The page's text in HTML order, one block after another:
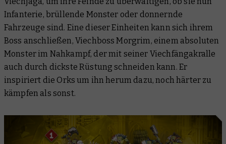
Infanterie, brüllende Monster oder donnernde
Fahrzeuge sind. Eine dieser Einheiten kann sich ihrem
Boss anschließen, Viechboss Morgrim, einem absoluten
Monster im Nahkampf, der mit seiner Viechfängakralle
auch durch dickste Rüstung schneiden kann. Er
inspiriert die Orks um ihn herum dazu, noch härter zu
kämpfen als sonst.